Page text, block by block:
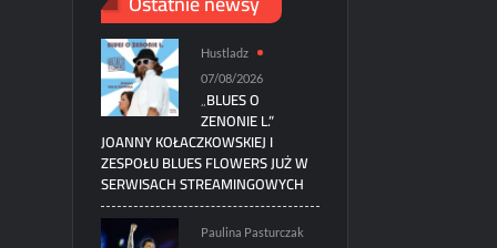
Hustladz
07/08/2026
„BLUES O
ZENONIE L.”
JOANNY KOŁACZKOWSKIEJ I
ZESPOŁU BLUES FLOWERS JUŻ W
SERWISACH STREAMINGOWYCH
Paulina Pasturczak